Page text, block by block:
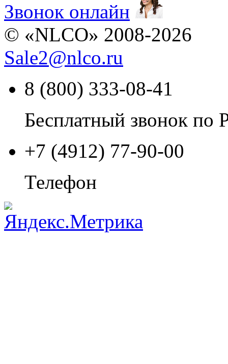
Звонок онлайн
© «NLCO» 2008-2026
Sale2@nlco.ru
8 (800) 333-08-41
Бесплатный звонок по
+7 (4912) 77-90-00
Телефон